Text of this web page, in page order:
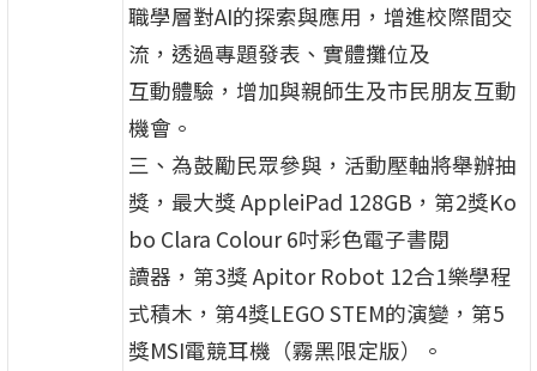
職學層對AI的探索與應用，增進校際間交
流，透過專題發表、實體攤位及
互動體驗，增加與親師生及市民朋友互動
機會。
三、為鼓勵民眾參與，活動壓軸將舉辦抽
獎，最大獎 AppleiPad 128GB，第2獎Ko
bo Clara Colour 6吋彩色電子書閱
讀器，第3獎 Apitor Robot 12合1樂學程
式積木，第4獎LEGO STEM的演變，第5
獎MSI電競耳機（霧黑限定版）。